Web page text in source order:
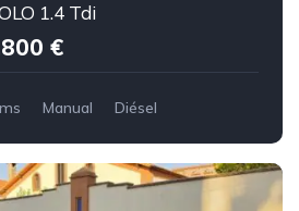
1.4 Tdi
€
Manual Diésel